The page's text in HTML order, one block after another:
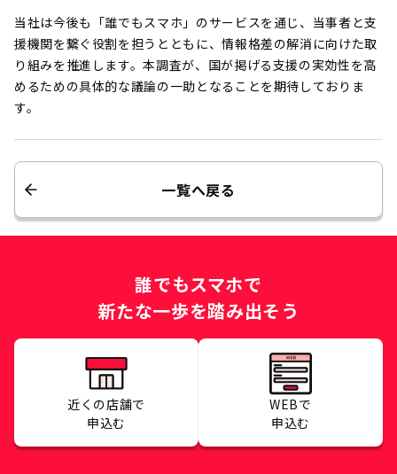
当社は今後も「誰でもスマホ」のサービスを通じ、当事者と支
援機関を繋ぐ役割を担うとともに、情報格差の解消に向けた取
り組みを推進します。本調査が、国が掲げる支援の実効性を高
めるための具体的な議論の一助となることを期待しておりま
す。
一覧へ戻る
誰でもスマホで
新たな一歩を踏み出そう
近くの店舗で
申込む
WEBで
申込む